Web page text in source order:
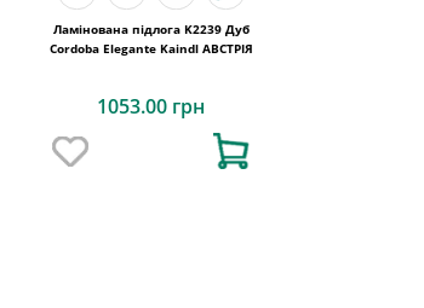
Ламінована підлога K2239 Дуб
Cordoba Elegante Kaindl АВСТРІЯ
1053.00 грн